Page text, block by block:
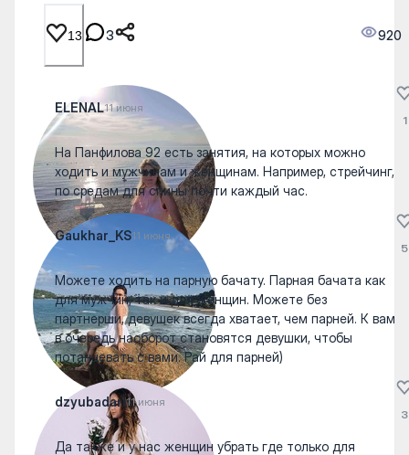
13 3 920
ELENAL11 июня
На Панфилова 92 есть занятия, на которых можно
ходить и мужчинам и женщинам. Например, стрейчинг,
по средам для спины почти каждый час.
1
Gaukhar_KS11 июня
Можете ходить на парную бачату. Парная бачата как
для мужчин, так и для женщин. Можете без
партнерши, девушек всегда хватает, чем парней. К вам
в очередь наоборот становятся девушки, чтобы
потанцевать с вами. Рай для парней)
5
dzyubadari11 июня
Да также и у нас женщин убрать где только для
3